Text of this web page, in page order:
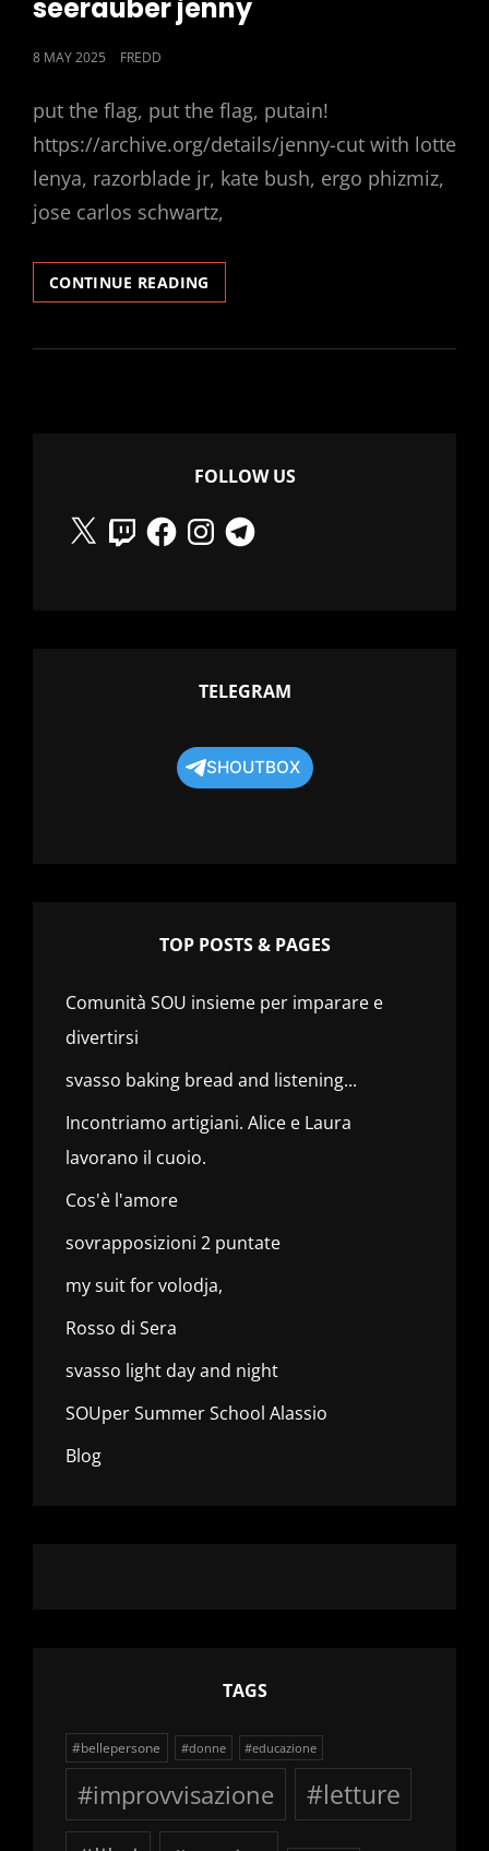
seerauber jenny
POSTED
8 MAY 2025 FREDD
put the flag, put the flag, putain!
https://archive.org/details/jenny-cut with lotte
lenya, razorblade jr, kate bush, ergo phizmiz,
jose carlos schwartz,
CONTINUE READING
JENNY
FOLLOW US
X
TwitchFacebookInstagramTelegram
TELEGRAM
SHOUTBOX
TOP POSTS & PAGES
Comunità SOU insieme per imparare e
divertirsi
svasso baking bread and listening...
Incontriamo artigiani. Alice e Laura
lavorano il cuoio.
Cos'è l'amore
sovrapposizioni 2 puntate
my suit for volodja,
Rosso di Sera
svasso light day and night
SOUper Summer School Alassio
Blog
TAGS
#bellepersone #donne #educazione
#improvvisazione
#letture